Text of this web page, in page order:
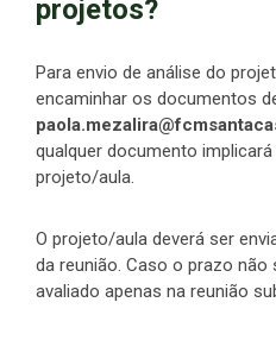
projetos?
Para envio de análise do
encaminhar os documentos
qualquer documento
projeto/aula.
O projeto/aula deverá ser
da reunião. Caso o prazo
avaliado apenas na reunião